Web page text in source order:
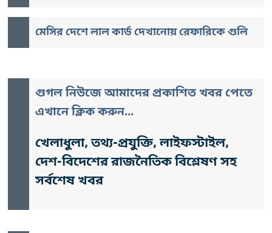
মেসির দেশে লাল কার্ড দেখানোয় রেফারিকে গুলি
গুগল নিউজে আমাদের প্রকাশিত খবর পেতে
এখানে ক্লিক করুন...
খেলাধুলা, তথ্য-প্রযুক্তি, লাইফস্টাইল,
দেশ-বিদেশের রাজনৈতিক বিশ্লেষণ সহ
সর্বশেষ খবর